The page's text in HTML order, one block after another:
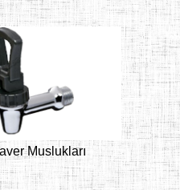
Muslukları